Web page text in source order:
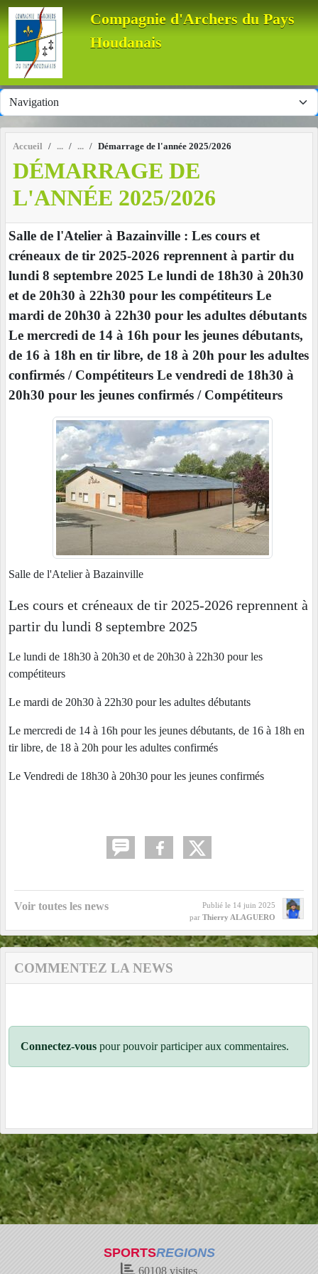
Compagnie d'Archers du Pays
Houdanais
Accueil Démarrage de l'année 2025/2026
DÉMARRAGE DE
L'ANNÉE 2025/2026
Salle de l'Atelier à Bazainville : Les cours et
créneaux de tir 2025-2026 reprennent à partir du
lundi 8 septembre 2025 Le lundi de 18h30 à 20h30
et de 20h30 à 22h30 pour les compétiteurs Le
mardi de 20h30 à 22h30 pour les adultes débutants
Le mercredi de 14 à 16h pour les jeunes débutants,
de 16 à 18h en tir libre, de 18 à 20h pour les adultes
confirmés / Compétiteurs Le vendredi de 18h30 à
20h30 pour les jeunes confirmés / Compétiteurs
Salle de l'Atelier à Bazainville
Les cours et créneaux de tir 2025-2026 reprennent à
partir du lundi 8 septembre 2025
Le lundi de 18h30 à 20h30 et de 20h30 à 22h30 pour les
compétiteurs
Le mardi de 20h30 à 22h30 pour les adultes débutants
Le mercredi de 14 à 16h pour les jeunes débutants, de 16 à 18h en
tir libre, de 18 à 20h pour les adultes confirmés
Le Vendredi de 18h30 à 20h30 pour les jeunes confirmés
Voir toutes les news Publié le 14 juin 2025
par Thierry ALAGUERO
COMMENTEZ LA NEWS
Connectez-vous pour pouvoir participer aux commentaires.
SPORTSREGIONS
60108 visites
Panneau de gestion des cookies